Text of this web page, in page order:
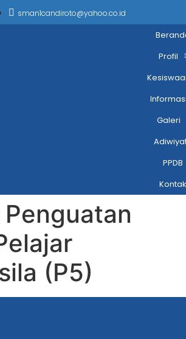
sman1candiroto@yahoo.co.id
Profil
Galeri
PPDB
(P5)